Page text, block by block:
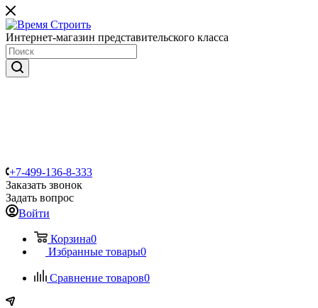
Интернет-магазин представительского класса
+7-499-136-8-333
Заказать звонок
Задать вопрос
Войти
Корзина0
Избранные товары0
Сравнение товаров0